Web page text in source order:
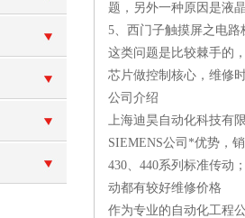
题，另外一种原因是液
5、西门子触摸屏之电路
这类问题是比较棘手的
芯片做控制核心，维修
公司介绍
上海迪昊自动化科技有
SIEMENS公司*优势，
430、440系列标准传动
动都有较好维修价格
作为专业的自动化工程